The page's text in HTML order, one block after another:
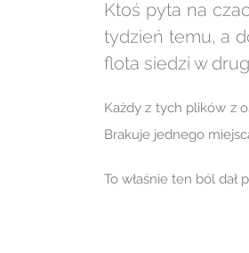
Ktoś pyta na
tydzień temu, a
flota siedzi w
Każdy z tych plików z
Brakuje jednego
To właśnie ten ból dał